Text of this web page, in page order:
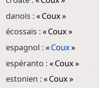
danois :«Coux»
écossais :«Coux»
espagnol :«Coux»
espéranto :«Coux»
estonien :«Coux»